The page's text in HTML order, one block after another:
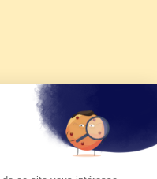
d'été 2026 de KTO
suivre sur KTO le